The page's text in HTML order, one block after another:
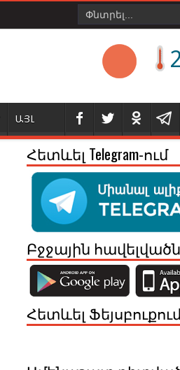
ԱՅԼ
Հետևել Telegram-ում
Բջջային
Հետևել